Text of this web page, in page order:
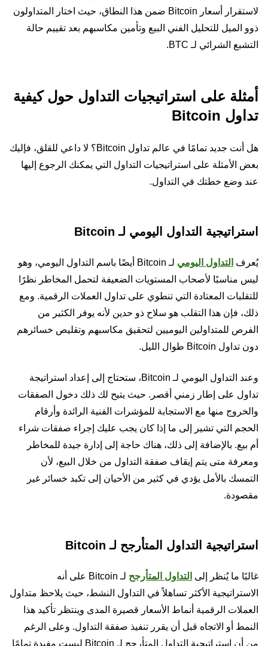
لاستقرار أسعار Bitcoin ضمن هذا النطاق، حيث اختار المتداولون
ذوو الميل للتحليل الفني البيع وتأمين مكاسبهم بعد تقييم حالة
التشبع الشرائي لـ BTC.
أمثلة على استراتيجيات التداول حول كيفية
تداول Bitcoin
هل أنت جديد تمامًا في عالم تداول Bitcoin؟ لا داعي للقلق، فإليك
بعض الأمثلة على استراتيجيات التداول التي يمكنك الرجوع إليها
عند وضع خطتك في التداول.
استراتيجية التداول اليومي لـ Bitcoin
يُعرف التداول اليومي
لـ Bitcoin أيضًا باسم التداول اليومي، وهو
ليس مناسبًا لأصحاب المستويات الضعيفة لتحمل المخاطر نظرًا
للتقلبات المعتادة التي تنطوي على تداول العملات الرقمية. ومع
ذلك، فإن هذا التقلب هو سلاح ذو حدين لأنه يوفر الكثير من
الفرص للمتداولين اليوميين لتحقيق مكاسبهم وتقليص خسائرهم
دون تداول Bitcoin طوال الليل.
وعند التداول اليومي لـ Bitcoin، ستحتاج إلى إعداد استراتيجة
تداول على إطار زمني أقصر. حيث يتيح لك ذلك دخول الصفقات
والخروج منها مع الاستجابة للمؤشرات الفنية الرائدة وأرقام
الحجم التي تشير إلى ما إذا كان يجب عليك إجراء صفقات شراء
أم بيع. بالإضافة إلى ذلك، هناك حاجة إلى إدارة جيدة للمخاطر
ومعرفة متى يتم إيقاف صفقة التداول من خلال البيع، لأن
التمسك بالأمل يؤدي في كثير من الأحيان إلى تكبد خسائر غير
مقصودة.
استراتيجية التداول المتأرجح لـ Bitcoin
غالبًا ما يُنظر إلى التداول المتأرجح
لـ Bitcoin على أنه
الاستراتيجية الأكثر تساهلاً في التداول النشط، حيث يلاحظ متداول
العملات الرقمية أنماط الأسعار قصيرة المدى وينتظر تأكيد هذا
النمط أو الاتجاه قبل أن يقرر تنفيذ صفقة التداول. وعلى الرغم
من أن استراتيجية التداول المتأرجح لـ Bitcoin ليست مفيدة تمامًا